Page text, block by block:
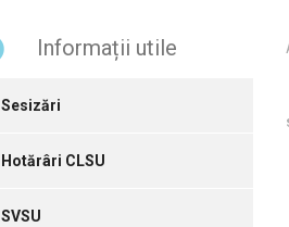
Informații utile
Sesizări
Hotărâri CLSU
SVSU